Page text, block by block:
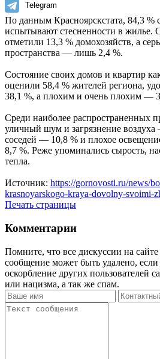
Telegram
По данным Красноярскстата, 84,3 %
испытывают стесненности в жилье.
отметили 13,3 % домохозяйств, а
пространства — лишь 2,4 %.
Состояние своих домов и квартир
оценили 58,4 % жителей региона,
38,1 %, а плохим и очень плохим —
Среди наиболее распространенных
уличный шум и загрязнение
соседей — 10,8 % и плохое
8,7 %. Реже упоминались сырость,
тепла.
Источник: https://gornovosti.ru/news/
krasnoyarskogo-kraya-dovolny-svoimi-
Печать страницы
Комментарии
Помните, что все дискуссии на
сообщение может быть удалено, если
оскорбление других пользователей
или нацизма, а так же спам.